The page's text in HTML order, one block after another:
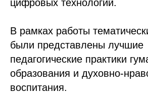
цифровых технологий.
В рамках работы
были представлены лучшие
педагогические практики
образования и духовно-
воспитания.